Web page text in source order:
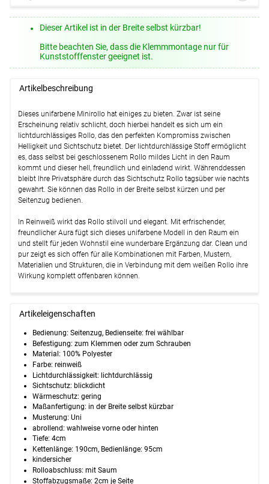
Lysel Outlet - Ersatzträger für Mini
Rollo #1W (+4,00 EUR)
Dieser Artikel ist in der Breite selbst kürzbar!
Bitte beachten Sie, dass die Klemmmontage nur für
Kunststofffenster geeignet ist.
Artikelbeschreibung
Dieses unifarbene Minirollo hat einiges zu bieten. Zwar ist seine
Erscheinung relativ schlicht, doch hierbei handelt es sich um ein
lichtdurchlässiges Rollo, das den perfekten Kompromiss zwischen
Helligkeit und Sichtschutz bietet. Der lichtdurchlässige Stoff ermöglicht
es, dass selbst bei geschlossenem Rollo mildes Licht in den Raum
kommt und dieser hell, freundlich und einladend wirkt. Währenddessen
bleibt Ihre Privatsphäre durch das Sichtschutz Rollo tagsüber wie nachts
gewahrt. Sie können das Rollo in der Breite selbst kürzen und per
Seitenzug bedienen.
In Reinweiß wirkt das Rollo stilvoll und elegant. Mit erfrischender,
freundlicher Aura fügt sich dieses unifarbene Modell in den Raum ein
und stellt für jeden Wohnstil eine wunderbare Ergänzung dar. Clean und
pur zeigt es sich offen für alle Kombinationen mit Farben, Mustern,
Materialien und Strukturen, die in Verbindung mit dem weißen Rollo ihre
Wirkung komplett offenbaren können.
Artikeleigenschaften
Bedienung: Seitenzug, Bedienseite: frei wählbar
Befestigung: zum Klemmen oder zum Schrauben
Material: 100% Polyester
Farbe: reinweiß
Lichtdurchlässigkeit: lichtdurchlässig
Sichtschutz: blickdicht
Wärmeschutz: gering
Maßanfertigung: in der Breite selbst kürzbar
Musterung: Uni
abrollend: wahlweise vorne oder hinten
Tiefe: 4cm
Kettenlänge: 190cm, Bedienlänge: 95cm
kindersicher
Rolloabschluss: mit Saum
Stoffabzugsmaße: 2cm je Seite